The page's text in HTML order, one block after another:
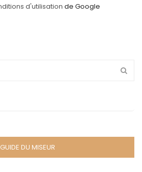
d'utilisation de Google
GUIDE DU MISEUR